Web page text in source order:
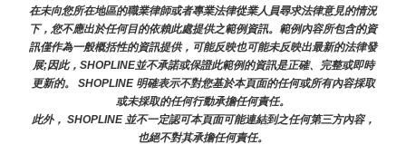
在未向您所在地區的職業律師或者專業法律從業人員尋求法律意見的情況
下，您不應出於任何目的依賴此處提供之範例資訊。範例內容所包含的資
訊僅作為一般概括性的資訊提供，可能反映也可能未反映出最新的法律發
展;因此，SHOPLINE並不承諾或保證此範例的資訊是正確、完整或即時
更新的。 SHOPLINE 明確表示不對您基於本頁面的任何或所有內容採取
或未採取的任何行動承擔任何責任。
此外， SHOPLINE 並不一定認可本頁面可能連結到之任何第三方內容，
也絕不對其承擔任何責任。